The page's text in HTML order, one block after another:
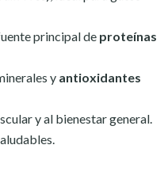
principal de proteínas
y antioxidantes
y al bienestar general.